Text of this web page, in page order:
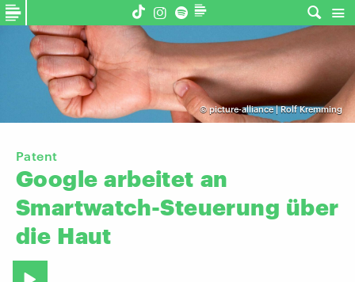
© picture-alliance | Rolf Kremming
Patent
Google arbeitet an
Smartwatch-Steuerung über
die Haut